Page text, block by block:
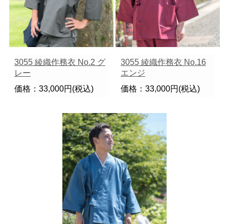
3055 綾織作務衣 No.2 グ
レー
価格：33,000円(税込)
3055 綾織作務衣 No.16
エンジ
価格：33,000円(税込)